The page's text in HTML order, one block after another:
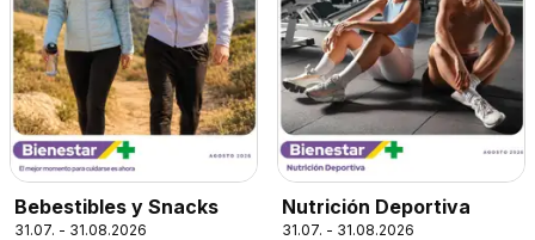
Bebestibles y Snacks
31.07. - 31.08.2026
Nutrición Deportiva
31.07. - 31.08.2026